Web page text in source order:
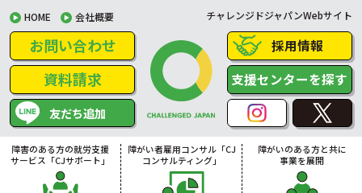
HOME 会社概要 チャレンジドジャパンWebサイト
お問い合わせ
資料請求
友だち追加
採用情報
支援センターを探す
障害のある方の就労支援
サービス「CJサポート」
障がい者雇用コンサル「CJ
コンサルティング」
障がいのある方と共に
事業を展開